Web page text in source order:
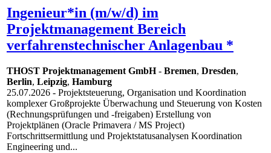
Ingenieur*in (m/w/d) im
Projektmanagement Bereich
verfahrenstechnischer Anlagenbau *
THOST Projektmanagement GmbH- Bremen, Dresden,
Berlin, Leipzig, Hamburg
25.07.2026 - Projektsteuerung, Organisation und Koordination
komplexer Großprojekte Überwachung und Steuerung von Kosten
(Rechnungsprüfungen und -freigaben) Erstellung von
Projektplänen (Oracle Primavera / MS Project)
Fortschrittsermittlung und Projektstatusanalysen Koordination
Engineering und...